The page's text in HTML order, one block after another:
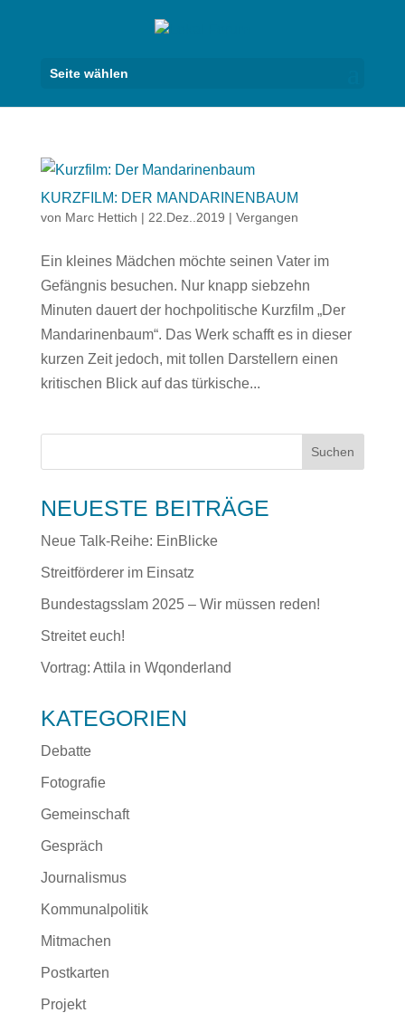
Seite wählen
KURZFILM: DER MANDARINENBAUM
von Marc Hettich | 22.Dez..2019 | Vergangen
Ein kleines Mädchen möchte seinen Vater im
Gefängnis besuchen. Nur knapp siebzehn
Minuten dauert der hochpolitische Kurzfilm „Der
Mandarinenbaum“. Das Werk schafft es in dieser
kurzen Zeit jedoch, mit tollen Darstellern einen
kritischen Blick auf das türkische...
NEUESTE BEITRÄGE
Neue Talk-Reihe: EinBlicke
Streitförderer im Einsatz
Bundestagsslam 2025 – Wir müssen reden!
Streitet euch!
Vortrag: Attila in Wqonderland
KATEGORIEN
Debatte
Fotografie
Gemeinschaft
Gespräch
Journalismus
Kommunalpolitik
Mitmachen
Postkarten
Projekt